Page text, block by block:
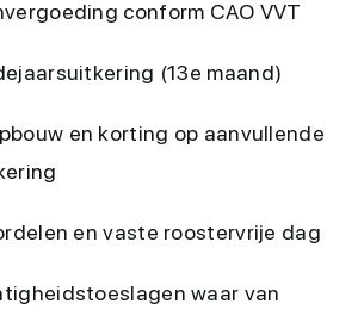
conform CAO VVT
(13e maand)
en korting op aanvullende
en vaste roostervrije dag
waar van